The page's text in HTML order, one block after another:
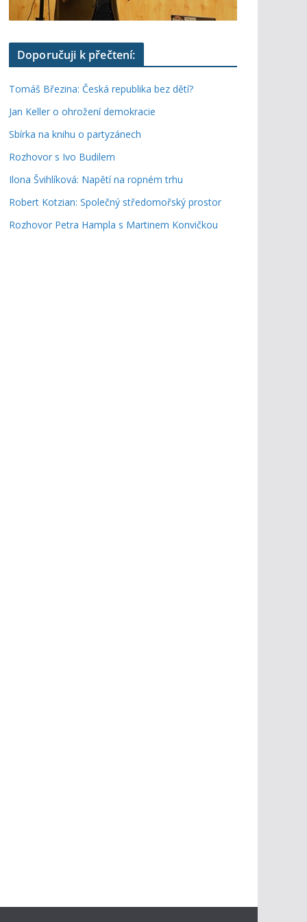
Doporučuji k přečtení:
Tomáš Březina: Česká republika bez dětí?
Jan Keller o ohrožení demokracie
Sbírka na knihu o partyzánech
Rozhovor s Ivo Budilem
Ilona Švihlíková: Napětí na ropném trhu
Robert Kotzian: Společný středomořský prostor
Rozhovor Petra Hampla s Martinem Konvičkou